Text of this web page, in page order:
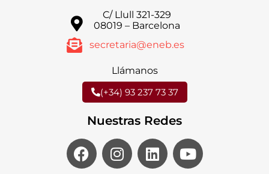
C/ Llull 321-329
08019 – Barcelona
secretaria@eneb.es
Llámanos
(+34) 93 237 73 37
Nuestras Redes